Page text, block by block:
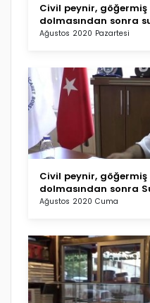
Civil peynir,
dolmasından sonra
Ağustos 2020 Pazartesi
Civil peynir,
dolmasından sonra
Ağustos 2020 Cuma